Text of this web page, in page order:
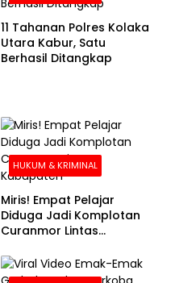
11 Tahanan Polres Kolaka
Utara Kabur, Satu
Berhasil Ditangkap
HUKUM & KRIMINAL
Miris! Empat Pelajar
Diduga Jadi Komplotan
Curanmor Lintas